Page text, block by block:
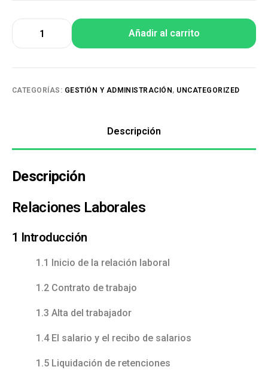
Añadir al carrito
CATEGORÍAS: GESTIÓN Y ADMINISTRACIÓN , UNCATEGORIZED
Descripción
Descripción
Relaciones Laborales
1 Introducción
1.1 Inicio de la relación laboral
1.2 Contrato de trabajo
1.3 Alta del trabajador
1.4 El salario y el recibo de salarios
1.5 Liquidación de retenciones